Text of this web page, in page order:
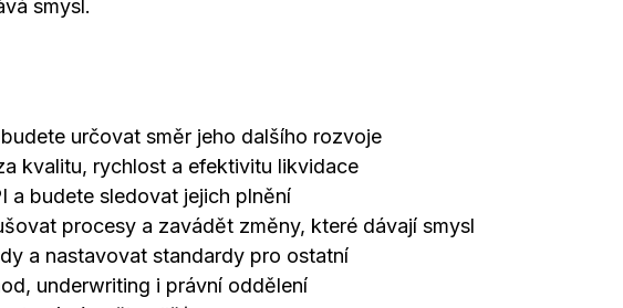
smysl.
určovat směr jeho dalšího rozvoje
kvalitu, rychlost a efektivitu likvidace
a budete sledovat jejich plnění
procesy a zavádět změny, které dávají smysl
a nastavovat standardy pro ostatní
underwriting i právní oddělení